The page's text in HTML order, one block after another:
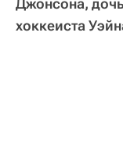
хоккеиста